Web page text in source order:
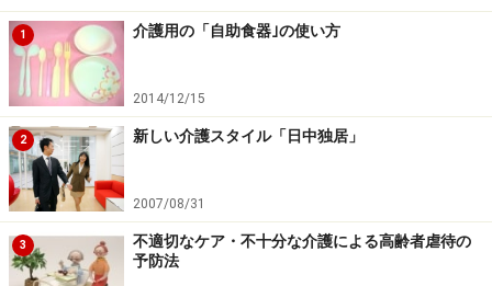
所定外労働の制限・免除は労働者の権利と
して保証されている
介護休業制度や介護休暇と同様、「うちの会社では、残
業を断れない」「無理に残業を断ったら、クビになる」
といった心配をする人もいるでしょうが、こうした心配
は不要です。
育児・介護休業法には、「労働者が所定外労働の制限を
申し出た、または所定外労働の制限を利用したことを理
1 介護用の「自助食器｣の使い方
2014/12/15
2 新しい介護スタイル「日中独居」
2007/08/31
3
不適切なケア・不十分な介護による高齢者虐待の
予防法